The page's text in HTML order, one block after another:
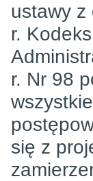
ustawy z
r.
r. Nr 98
się z